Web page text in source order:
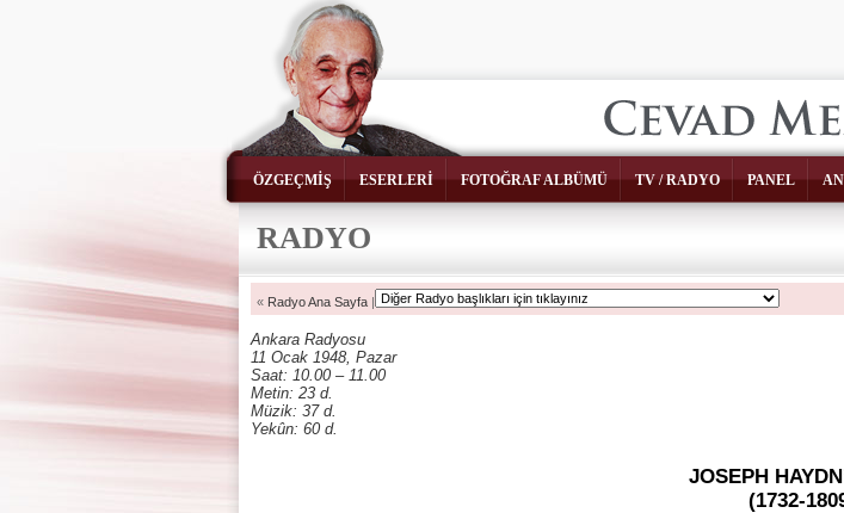
ÖZGEÇMİŞ ESERLERİ FOTOĞRAF ALBÜMÜ TV / RADYO PANEL
RADYO
« Radyo Ana Sayfa |
Ankara Radyosu
11 Ocak 1948, Pazar
Saat: 10.00 – 11.00
Metin: 23 d.
Müzik: 37 d.
Yekûn: 60 d.
JOSEPH
(1732-